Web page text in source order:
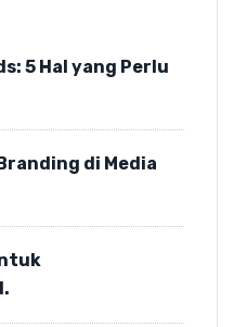
5 Hal yang Perlu
di Media